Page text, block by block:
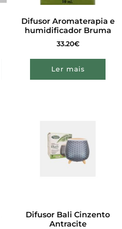
Difusor Aromaterapia e
humidificador Bruma
33.20€
Ler mais
Difusor Bali Cinzento
Antracite